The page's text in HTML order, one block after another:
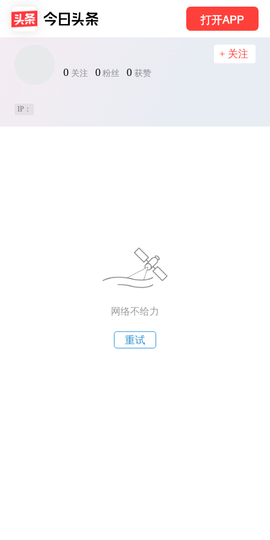
打开APP
0 关注 0 粉丝 0 获赞
+ 关注
IP：
网络不给力
重试